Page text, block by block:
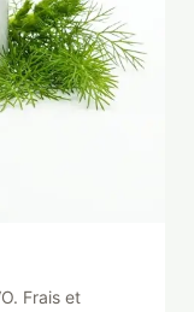
Frais et